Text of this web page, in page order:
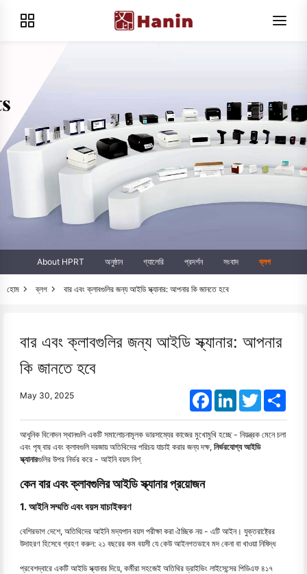
About HPRT অনুষ্ঠান গ্যালেরি প্রদর্শন সংবাদ ব্লগ
হোম ব্লগ বার এবং ক্লাবগুলির জন্য আইডি স্ক্যানার: আপনার কি জানতে হবে
বার এবং ক্লাবগুলির জন্য আইডি স্ক্যানার: আপনার
কি জানতে হবে
May 30, 2025 FacebookLinkedInTwitter
আধুনিক বিনোদন স্থানগুলি একটি সমালোচনামূলক ভারসাম্যের কাজের মুখোমুখি হচ্ছে - নিয়ন্ত্রক মেনে চলা
এবং পৃষ্ বার এবং ক্লাবগুলি দরজায় অতিথিদের পরিচয় যাচাই করার জন্য দক্ষ, নির্ভরযোগ্য আইডি
স্ক্যানারগুলির উপর নির্ভর করে - আইনি বয়স নিশ্
কেন বার এবং ক্লাবগুলির আইডি স্ক্যানার প্রয়োজন
1. আইনি সম্মতি এবং বয়স যাচাইকরণ
বেশিরভাগ দেশে, অতিথিদের আইনি মদ্যপান বয়স পরীক্ষা করা ঐচ্ছিক নয় - এটি আইন। যুক্তরাষ্ট্রের
উদাহরণ হিসেবে গ্রহণ করুন: ২১ বছরের কম বয়সী যে কেউ আইনগতভাবে মদ কেনা বা খাওয়া নিষিদ্ধ
প্রবেশদ্বারে একটি আইডি স্ক্যানার দিয়ে, কর্মীরা সহজেই অতিথির ড্রাইভিং লাইসেন্সের পিডিএফ ৪১৭